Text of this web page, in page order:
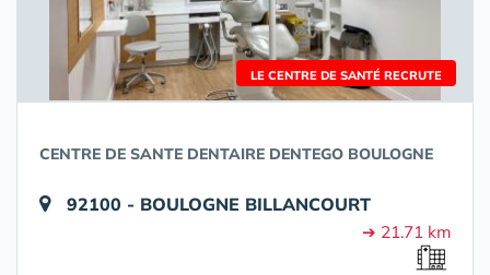
LE CENTRE DE SANTÉ RECRUTE
CENTRE DE SANTE DENTAIRE DENTEGO BOULOGNE
92100 - BOULOGNE BILLANCOURT
➔ 21.71 km